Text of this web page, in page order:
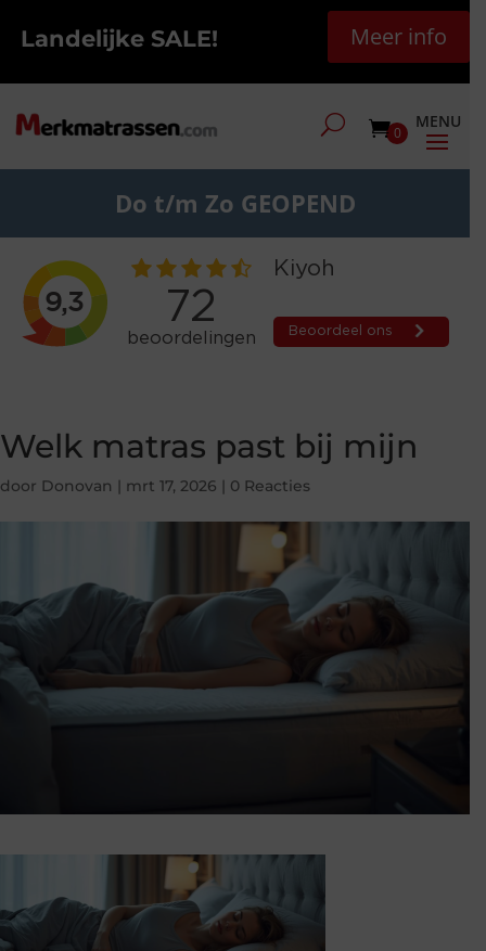
Landelijke SALE! Meer info
0
Do t/m Zo GEOPEND
Welk matras past bij mijn
door Donovan | mrt 17, 2026 | 0 Reacties